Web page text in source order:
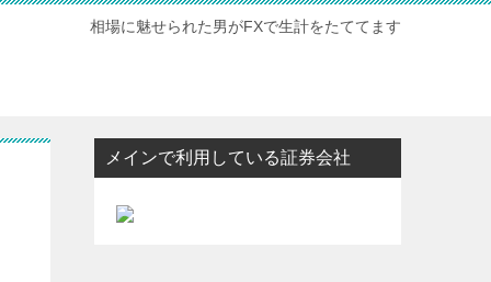
相場に魅せられた男がFXで生計をたててます
メインで利用している証券会社